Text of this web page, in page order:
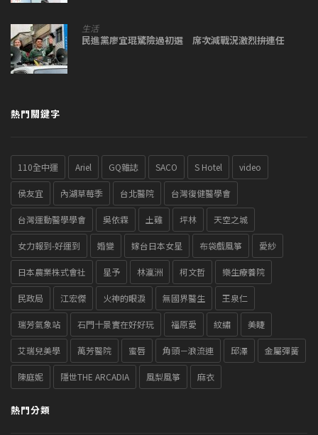
生活
民進黨廖宜琨驚險過初選 席次減戰況激烈拚連任
熱門關鍵字
110全中運 Ariel GQ雜誌 SACO S Hotel video
侯友宜 內湖草莓季 台北醫院 台灣復健醫學會
台灣運動醫學學會 吳依霖 土雞 坪林 天空之城
女力報到-好運到 婚變 嫁台日本女星 布袋戲風箏 愛紗
日本農業株式會社 星予 林瀛洲 柯文哲 樂生療養院
民政局 江宏傑 火神的眼淚 無國界醫生 王泉仁
瑞芳氣象站 石門十景實在好好玩 福原愛 紋繡 美睫
艾瑞兒美學 萬芳醫院 蜜唇 角頭－浪流連 邱澤 金屬彈簧
陳庭妮 隱世THE ARCADIA 風梨風箏 麻衣
熱門分類